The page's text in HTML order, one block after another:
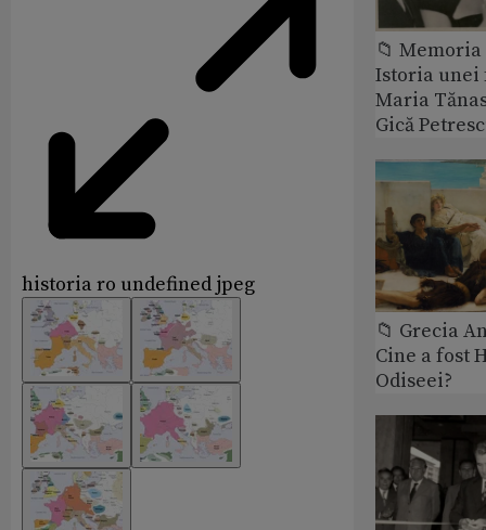
historia ro undefined jpeg
📁
Istoria
Maria
Gică
📁 Grecia
Cine a fost
Odiseei?